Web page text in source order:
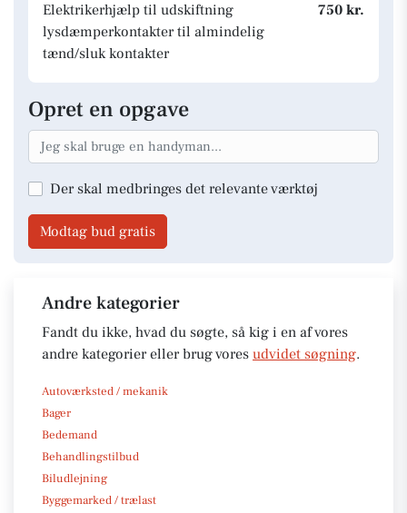
Elektrikerhjælp til udskiftning
lysdæmperkontakter til almindelig
tænd/sluk kontakter
750 kr.
Opret en opgave
Der skal medbringes det relevante værktøj
Modtag bud gratis
Andre kategorier
Fandt du ikke, hvad du søgte, så kig i en af vores
andre kategorier eller brug vores udvidet søgning.
Autoværksted / mekanik
Bager
Bedemand
Behandlingstilbud
Biludlejning
Byggemarked / trælast